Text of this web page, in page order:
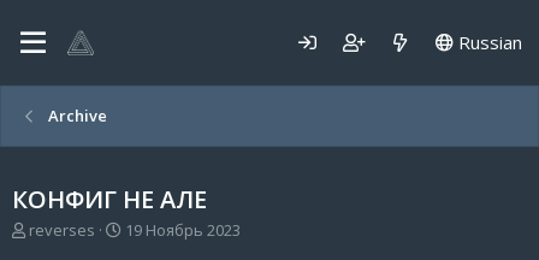
Russian
Archive
КОНФИГ НЕ АЛЕ
А
reverses
Д19 Ноябрь 2023